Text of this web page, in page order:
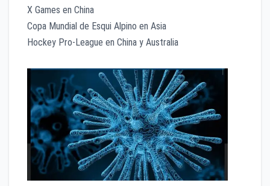
X Games en China
Copa Mundial de Esqui Alpino en Asia
Hockey Pro-League en China y Australia